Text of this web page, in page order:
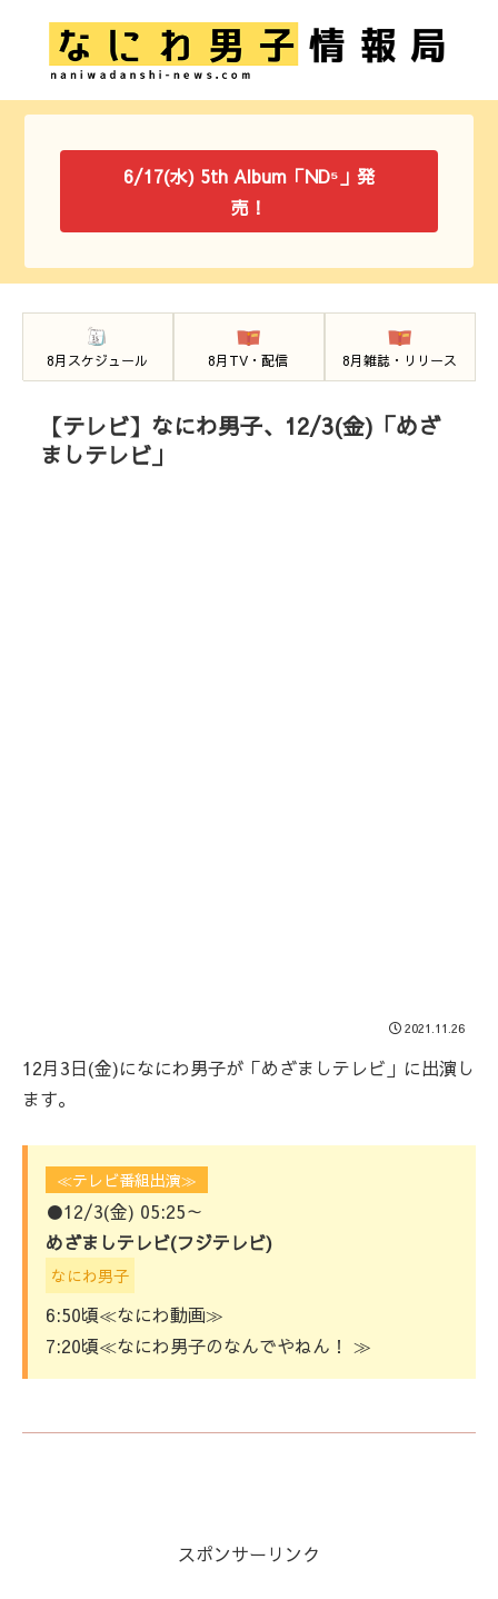
6/17(水) 5th Album「ND⁵」発
売！
8月スケジュール 8月TV・配信 8月雑誌・リリース
【テレビ】なにわ男子、12/3(金)「めざ
ましテレビ」
2021.11.26
12月3日(金)になにわ男子が「めざましテレビ」に出演し
ます。
≪テレビ番組出演≫
●12/3(金) 05:25～
めざましテレビ(フジテレビ)
なにわ男子
6:50頃≪なにわ動画≫
7:20頃≪なにわ男子のなんでやねん！ ≫
スポンサーリンク